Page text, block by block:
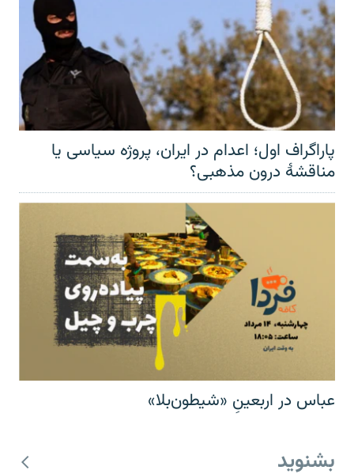
پاراگراف اول؛ اعدام در ایران، پروژه سیاسی یا
مناقشهٔ درون مذهبی؟
عباس در اربعینِ «شیطون‌بلا»
بشنوید